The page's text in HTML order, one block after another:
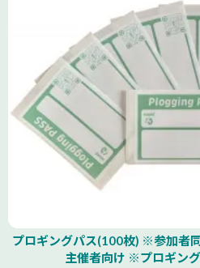
プロギングパス(100枚) ※参加者
主催者向け ※プロギン